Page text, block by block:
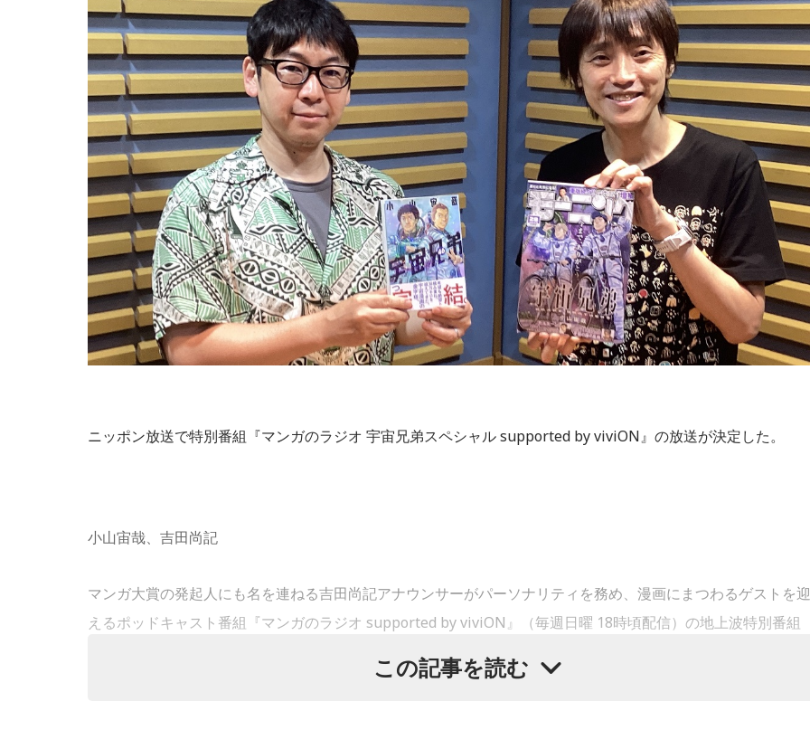
ニッポン放送で特別番組『マンガのラジオ 宇宙兄弟スペシャル supported by viviON』の放送が決定した。
小山宙哉、吉田尚記
マンガ大賞の発起人にも名を連ねる吉田尚記アナウンサーがパーソナリティを務め、漫画にまつわるゲストを迎
えるポッドキャスト番組『マンガのラジオ supported by viviON』（毎週日曜 18時頃配信）の地上波特別番組
この記事を読む